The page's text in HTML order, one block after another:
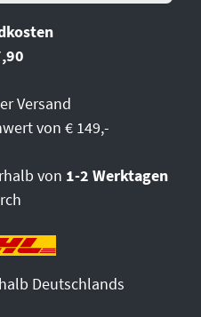
Versand
von € 149,-
von 1-2 Werktagen
Deutschlands